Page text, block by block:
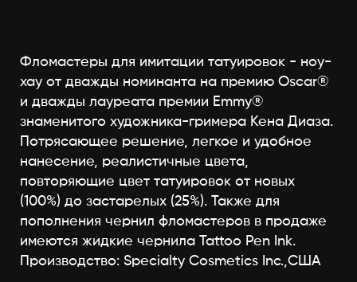
Фломастеры для имитации татуировок - ноу-
хау от дважды номинанта на премию Oscar®
и дважды лауреата премии Emmy®
знаменитого художника-гримера Кена Диаза.
Потрясающее решение, легкое и удобное
нанесение, реалистичные цвета,
повторяющие цвет татуировок от новых
(100%) до застарелых (25%). Также для
пополнения чернил фломастеров в продаже
имеются жидкие чернила Tattoo Pen Ink.
Производство: Specialty Cosmetics Inc.,США